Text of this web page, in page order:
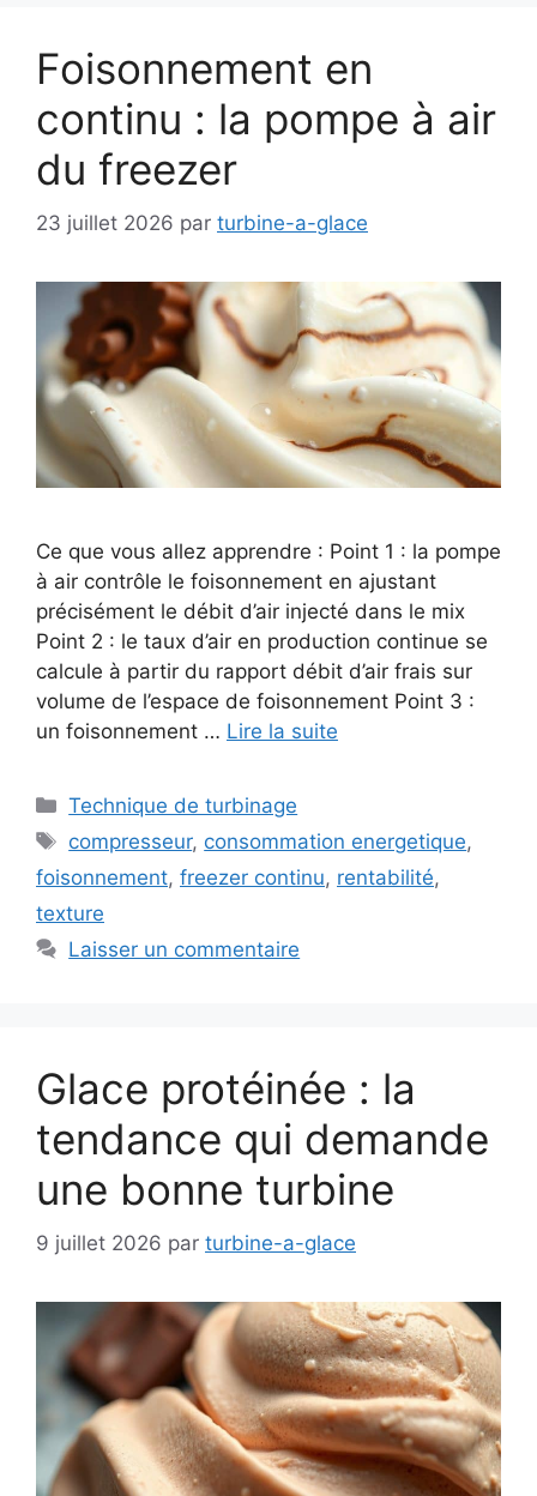
Foisonnement en
continu : la pompe à air
du freezer
23 juillet 2026 par turbine-a-glace
Ce que vous allez apprendre : Point 1 : la pompe
à air contrôle le foisonnement en ajustant
précisément le débit d’air injecté dans le mix
Point 2 : le taux d’air en production continue se
calcule à partir du rapport débit d’air frais sur
volume de l’espace de foisonnement Point 3 :
un foisonnement … Lire la suite
Catégories
Technique de turbinage
Étiquettes
compresseur, consommation energetique,
foisonnement, freezer continu, rentabilité,
texture
Laisser un commentaire
Glace protéinée : la
tendance qui demande
une bonne turbine
9 juillet 2026 par turbine-a-glace